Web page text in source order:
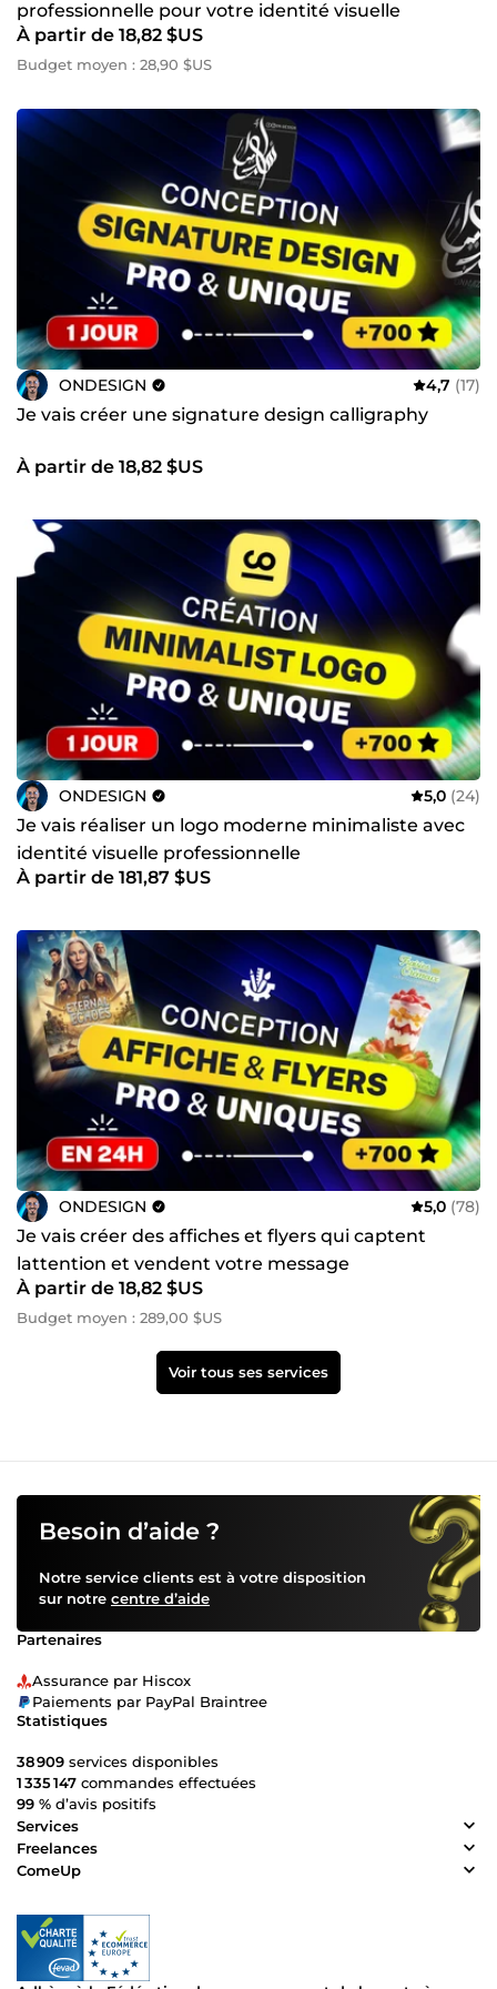
services. Chaque collaboration repose sur une approche
personnalisée, une communication transparente et une
véritable vision business. Mon objectif n'est pas
digitales qui génèrent de la valeur, des clients et une
croissance durable pour votre activité.
professionnelle pour votre identité visuelle
À partir de 18,82 $US
Budget moyen : 28,90 $US
ONDESIGN 4,7 (17)
Je vais créer une signature design calligraphy
À partir de 18,82 $US
ONDESIGN 5,0 (24)
Je vais réaliser un logo moderne minimaliste avec
identité visuelle professionnelle
À partir de 181,87 $US
ONDESIGN 5,0 (78)
Je vais créer des affiches et flyers qui captent
lattention et vendent votre message
À partir de 18,82 $US
Budget moyen : 289,00 $US
Voir tous ses services
Besoin d’aide ?
Notre service clients est à votre disposition
sur notre centre d’aide
Partenaires
Assurance par Hiscox
Paiements par PayPal Braintree
Statistiques
38 909 services disponibles
1 335 147 commandes effectuées
99 % d’avis positifs
Services
Freelances
ComeUp